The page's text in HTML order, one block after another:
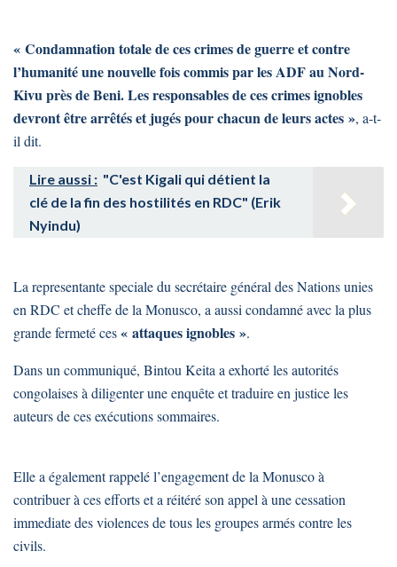
« Condamnation totale de ces crimes de guerre et contre
l’humanité une nouvelle fois commis par les ADF au Nord-
Kivu près de Beni. Les responsables de ces crimes ignobles
devront être arrêtés et jugés pour chacun de leurs actes », a-t-
il dit.
Lire aussi : "C'est Kigali qui détient la
clé de la fin des hostilités en RDC" (Erik
Nyindu)
La representante speciale du secrétaire général des Nations unies
en RDC et cheffe de la Monusco, a aussi condamné avec la plus
grande fermeté ces« attaques ignobles ».
Dans un communiqué, Bintou Keita a exhorté les autorités
congolaises à diligenter une enquête et traduire en justice les
auteurs de ces exécutions sommaires.
Elle a également rappelé l’engagement de la Monusco à
contribuer à ces efforts et a réitéré son appel à une cessation
immediate des violences de tous les groupes armés contre les
civils.